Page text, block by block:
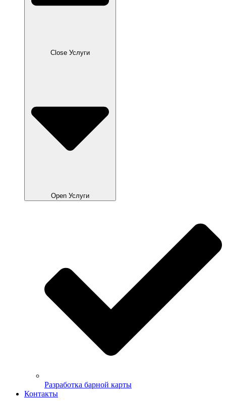
Close Услуги
Open Услуги
Разработка барной карты
Контакты